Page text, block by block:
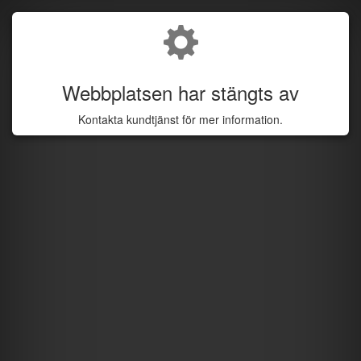
Webbplatsen har stängts av
Kontakta kundtjänst för mer information.